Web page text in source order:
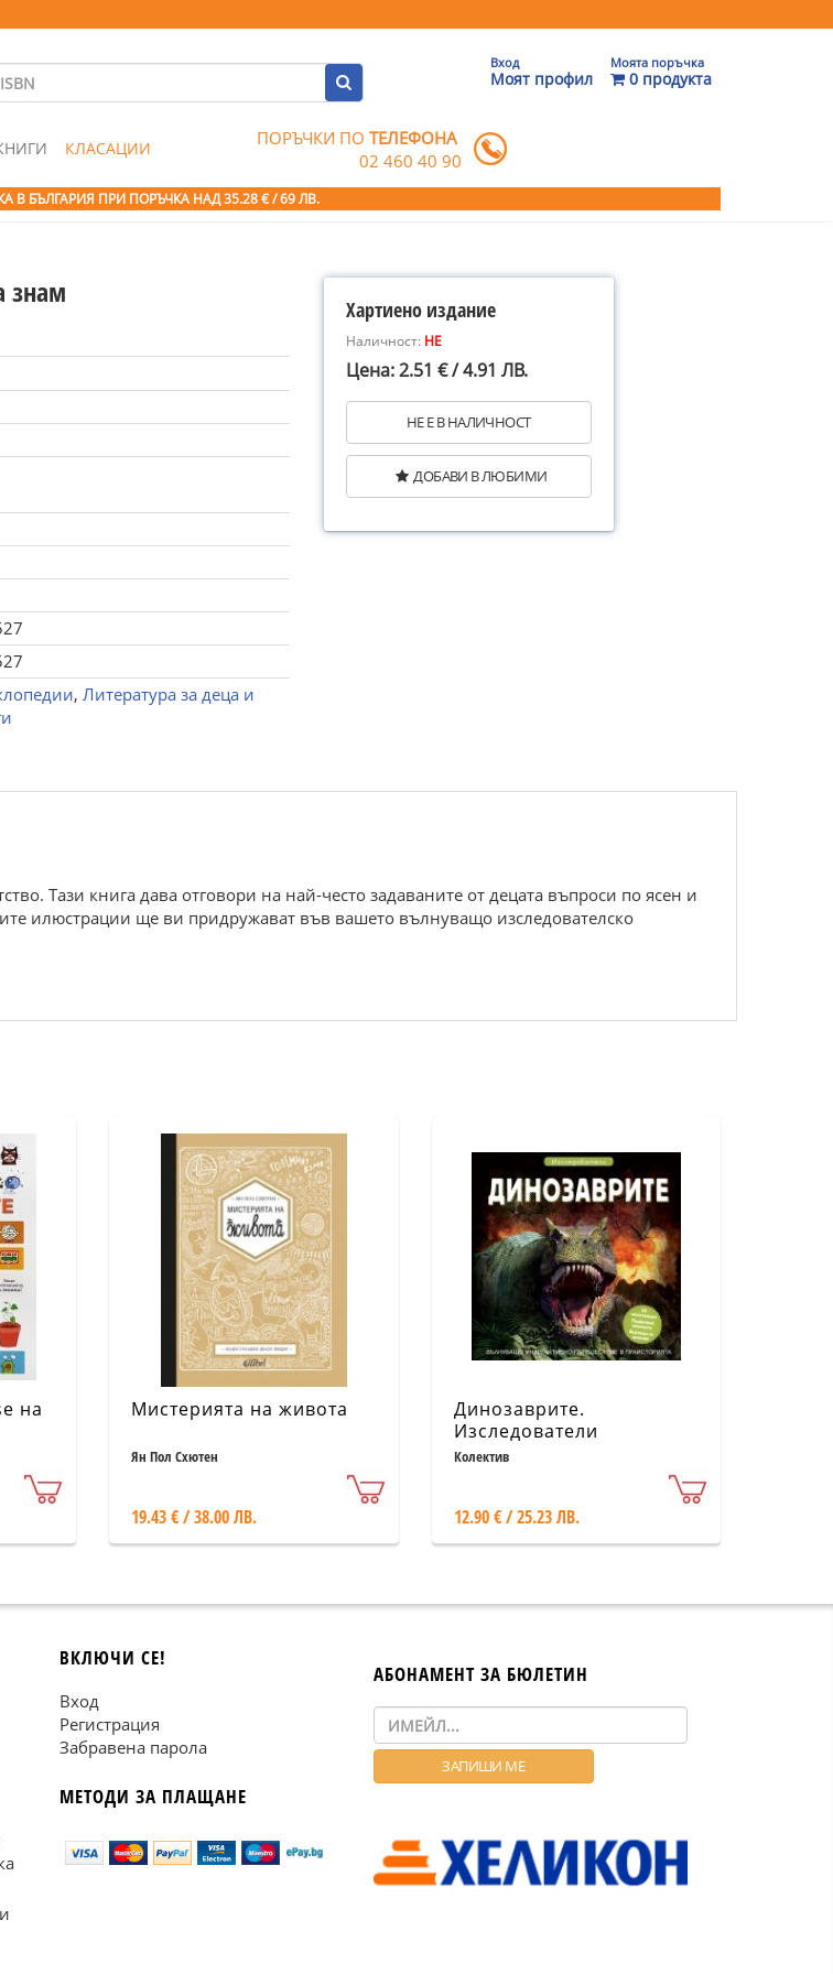
Вход
Моят профил
Моята поръчка
0 продукта
КЛАСАЦИИ ПОРЪЧКИ ПОТЕЛЕФОНА
02 460 40 90
В БЪЛГАРИЯ ПРИ ПОРЪЧКА НАД 35.28 € / 69 ЛВ.
знам
, Литература за деца и
Хартиено издание
Наличност: НЕ
Цена: 2.51 € / 4.91 ЛВ.
НЕ Е В НАЛИЧНОСТ
ДОБАВИ В ЛЮБИМИ
Тази книга дава отговори на най-често задаваните от децата въпроси по ясен и
илюстрации ще ви придружават във вашето вълнуващо изследователско
на
Мистерията на живота
Ян Пол Схютен
19.43 € / 38.00 ЛВ.
Динозаврите.
Изследователи
Колектив
12.90 € / 25.23 ЛВ.
ВКЛЮЧИ СЕ!
Вход
Регистрация
Забравена парола
МЕТОДИ ЗА ПЛАЩАНЕ
АБОНАМЕНТ ЗА БЮЛЕТИН